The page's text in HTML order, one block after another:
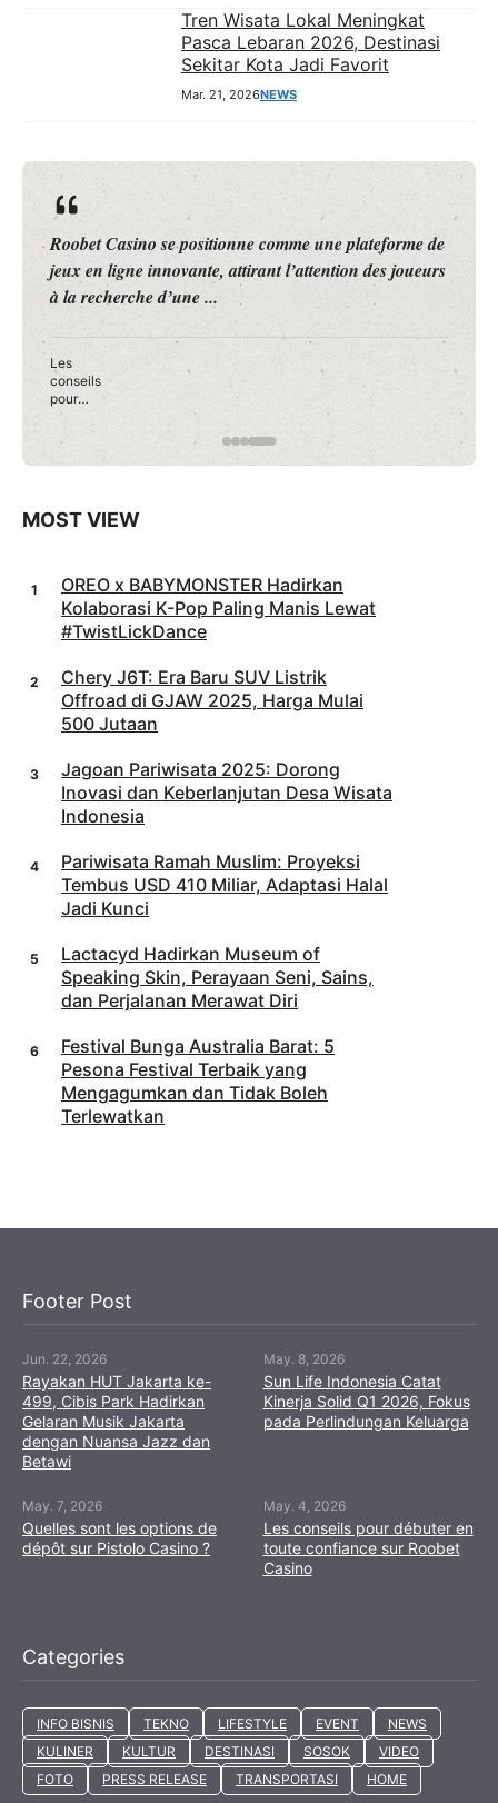
Tren Wisata Lokal Meningkat
Pasca Lebaran 2026, Destinasi
Sekitar Kota Jadi Favorit
Mar. 21, 2026NEWS
Roobet Casino se positionne comme une plateforme de
jeux en ligne innovante, attirant l’attention des joueurs
à la recherche d’une ...
Les
conseils
pour
débuter
e sur
MOST VIEW
OREO x BABYMONSTER Hadirkan
Kolaborasi K-Pop Paling Manis Lewat
#TwistLickDance
Chery J6T: Era Baru SUV Listrik
Offroad di GJAW 2025, Harga Mulai
500 Jutaan
Jagoan Pariwisata 2025: Dorong
Inovasi dan Keberlanjutan Desa Wisata
Indonesia
Pariwisata Ramah Muslim: Proyeksi
Tembus USD 410 Miliar, Adaptasi Halal
Jadi Kunci
Lactacyd Hadirkan Museum of
Speaking Skin, Perayaan Seni, Sains,
dan Perjalanan Merawat Diri
Festival Bunga Australia Barat: 5
Pesona Festival Terbaik yang
Mengagumkan dan Tidak Boleh
Terlewatkan
Footer Post
Jun. 22, 2026
Rayakan HUT Jakarta ke-
499, Cibis Park Hadirkan
Gelaran Musik Jakarta
dengan Nuansa Jazz dan
Betawi
May. 8, 2026
Sun Life Indonesia Catat
Kinerja Solid Q1 2026, Fokus
pada Perlindungan Keluarga
May. 7, 2026
Quelles sont les options de
dépôt sur Pistolo Casino ?
May. 4, 2026
Les conseils pour débuter en
toute confiance sur Roobet
Casino
Categories
INFO BISNIS TEKNO LIFESTYLE EVENT
NEWS
KULINER
KULTUR DESTINASI SOSOK
VIDEO
FOTO
PRESS RELEASE TRANSPORTASI HOME